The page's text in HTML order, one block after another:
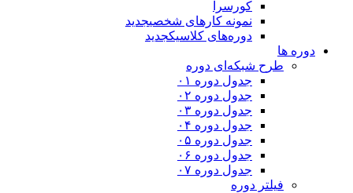
کورسرا
نمونه کارهای شخصیجدید
دوره‌های کلاسیکجدید
دوره ها
طرح شبکه‌ای دوره
جدول دوره ۰۱
جدول دوره ۰۲
جدول دوره ۰۳
جدول دوره ۰۴
جدول دوره ۰۵
جدول دوره ۰۶
جدول دوره ۰۷
فیلتر دوره